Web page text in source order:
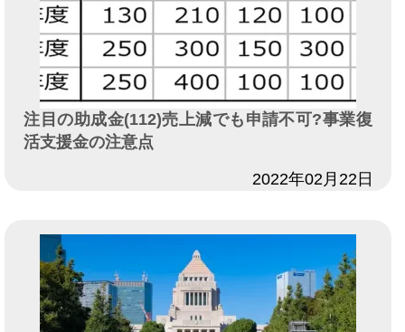
注目の助成金(112)売上減でも申請不可?事業復
活支援金の注意点
2022年02月22日